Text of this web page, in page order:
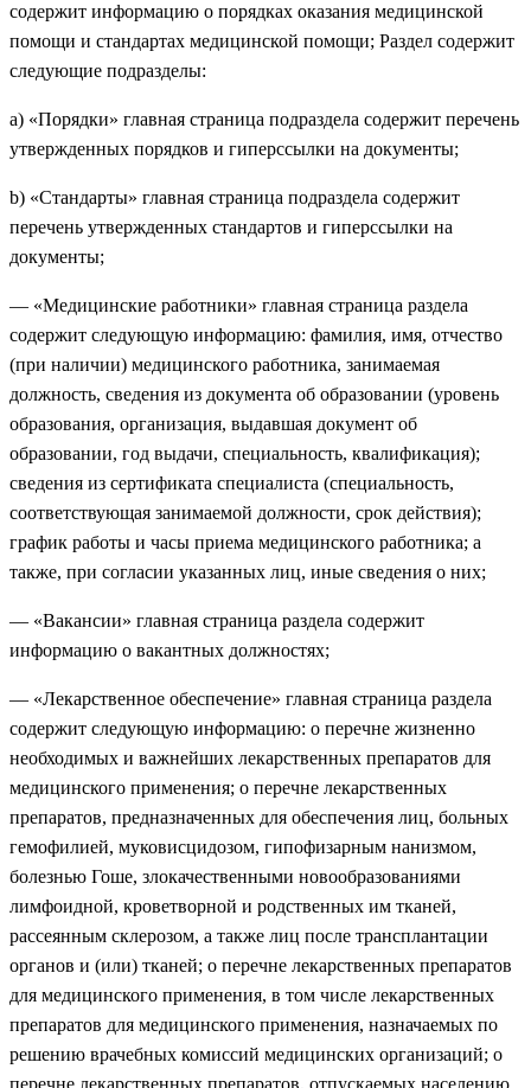
содержит информацию о порядках оказания медицинской
помощи и стандартах медицинской помощи; Раздел содержит
следующие подразделы:
a) «Порядки» главная страница подраздела содержит перечень
утвержденных порядков и гиперссылки на документы;
b) «Стандарты» главная страница подраздела содержит
перечень утвержденных стандартов и гиперссылки на
документы;
— «Медицинские работники» главная страница раздела
содержит следующую информацию: фамилия, имя, отчество
(при наличии) медицинского работника, занимаемая
должность, сведения из документа об образовании (уровень
образования, организация, выдавшая документ об
образовании, год выдачи, специальность, квалификация);
сведения из сертификата специалиста (специальность,
соответствующая занимаемой должности, срок действия);
график работы и часы приема медицинского работника; а
также, при согласии указанных лиц, иные сведения о них;
— «Вакансии» главная страница раздела содержит
информацию о вакантных должностях;
— «Лекарственное обеспечение» главная страница раздела
содержит следующую информацию: о перечне жизненно
необходимых и важнейших лекарственных препаратов для
медицинского применения; о перечне лекарственных
препаратов, предназначенных для обеспечения лиц, больных
гемофилией, муковисцидозом, гипофизарным нанизмом,
болезнью Гоше, злокачественными новообразованиями
лимфоидной, кроветворной и родственных им тканей,
рассеянным склерозом, а также лиц после трансплантации
органов и (или) тканей; о перечне лекарственных препаратов
для медицинского применения, в том числе лекарственных
препаратов для медицинского применения, назначаемых по
решению врачебных комиссий медицинских организаций; о